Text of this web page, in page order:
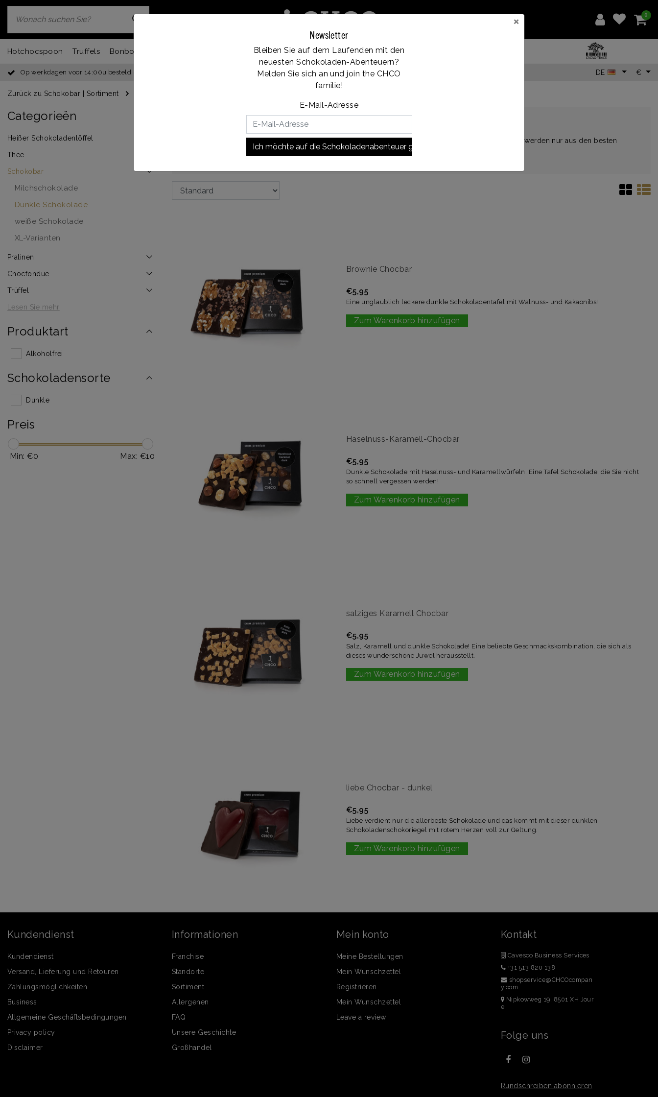
×
Newsletter
Bleiben Sie auf dem Laufenden mit den
neuesten Schokoladen-Abenteuern?
Melden Sie sich an und join the CHCO
familie!
E-Mail-Adresse
Ich möchte auf die Schokoladenabenteuer gehen!
Op werkdagen voor 14:00u besteld = dezelfde dag verzonden Vanaf €35, gratis verzending DE €
0
Hotchocspoon Truffels Bonbons Franchise Standorte Kundendienst
Zurück zu Schokobar Sortiment
Categorieën
Heißer Schokoladenlöffel
Thee
Schokobar
Milchschokolade
Dunkle Schokolade
weiße Schokolade
XL-Varianten
Pralinen
Chocfondue
Trüffel
Lesen Sie mehr
Produktart
Alkoholfrei
Schokoladensorte
Dunkle
Preis
Min: €0 Max: €10
Dunkle Schokolade
Schokoriegel mit dem reinen, ehrlichen Geschmack von echter dunkler Schokolade! Unsere Riegel werden nur aus den besten
Kakaobohnen hergestellt, die wir unter anderem aus Ecuador, Venezuela und Tansania erhalten.
Brownie Chocbar
€5,95
Eine unglaublich leckere dunkle Schokoladentafel mit Walnuss- und Kakaonibs!
Zum Warenkorb hinzufügen
Haselnuss-Karamell-Chocbar
€5,95
Dunkle Schokolade mit Haselnuss- und Karamellwürfeln. Eine Tafel Schokolade, die Sie nicht
so schnell vergessen werden!
Zum Warenkorb hinzufügen
salziges Karamell Chocbar
€5,95
Salz, Karamell und dunkle Schokolade! Eine beliebte Geschmackskombination, die sich als
dieses wunderschöne Juwel herausstellt.
Zum Warenkorb hinzufügen
liebe Chocbar - dunkel
€5,95
Liebe verdient nur die allerbeste Schokolade und das kommt mit dieser dunklen
Schokoladenschokoriegel mit rotem Herzen voll zur Geltung.
Zum Warenkorb hinzufügen
Kundendienst
Kundendienst
Versand, Lieferung und Retouren
Zahlungsmöglichkeiten
Business
Allgemeine Geschäftsbedingungen
Privacy policy
Disclaimer
Informationen
Franchise
Standorte
Sortiment
Allergenen
FAQ
Unsere Geschichte
Großhandel
Mein konto
Meine Bestellungen
Mein Wunschzettel
Registrieren
Mein Wunschzettel
Leave a review
Kontakt
Cavesco Business Services
+31 513 820 138
shopservice@CHCOcompan
y.com
Nipkowweg 19, 8501 XH Jour
e
Folge uns
Rundschreiben abonnieren